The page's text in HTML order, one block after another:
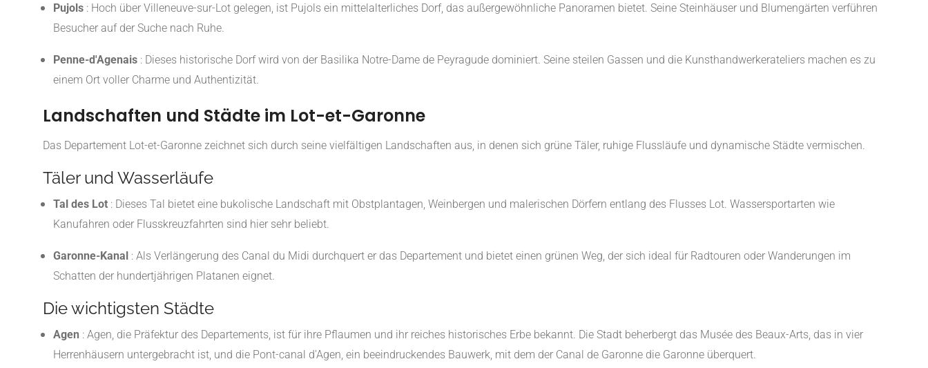
Pujols : Hoch über Villeneuve-sur-Lot gelegen, ist Pujols ein mittelalterliches Dorf, das außergewöhnliche Panoramen bietet. Seine Steinhäuser und Blumengärten verführen
Besucher auf der Suche nach Ruhe.
Penne-d'Agenais : Dieses historische Dorf wird von der Basilika Notre-Dame de Peyragude dominiert. Seine steilen Gassen und die Kunsthandwerkerateliers machen es zu
einem Ort voller Charme und Authentizität.
Landschaften und Städte im Lot-et-Garonne
Das Departement Lot-et-Garonne zeichnet sich durch seine vielfältigen Landschaften aus, in denen sich grüne Täler, ruhige Flussläufe und dynamische Städte vermischen.
Täler und Wasserläufe
Tal des Lot : Dieses Tal bietet eine bukolische Landschaft mit Obstplantagen, Weinbergen und malerischen Dörfern entlang des Flusses Lot. Wassersportarten wie
Kanufahren oder Flusskreuzfahrten sind hier sehr beliebt.
Garonne-Kanal : Als Verlängerung des Canal du Midi durchquert er das Departement und bietet einen grünen Weg, der sich ideal für Radtouren oder Wanderungen im
Schatten der hundertjährigen Platanen eignet.
Die wichtigsten Städte
Agen : Agen, die Präfektur des Departements, ist für ihre Pflaumen und ihr reiches historisches Erbe bekannt. Die Stadt beherbergt das Musée des Beaux-Arts, das in vier
Herrenhäusern untergebracht ist, und die Pont-canal d'Agen, ein beeindruckendes Bauwerk, mit dem der Canal de Garonne die Garonne überquert.